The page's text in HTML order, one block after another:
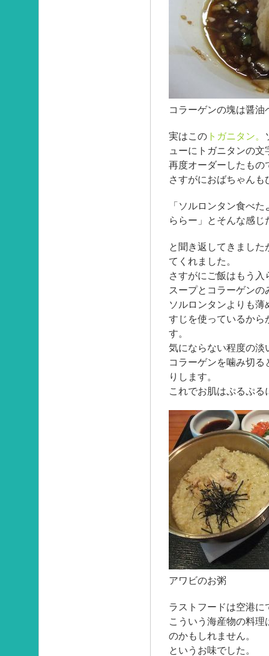
コラーゲンの塊は醤
実はこの トガニタン。
ューにトガニタンの
再度オーダーしたもの
さすがにおばちゃんも
「ソルロンタン食べ
ららー」とそんな感じ
と聞き返してきまし
てくれました。
さすがにご飯はもう入
スープとコラーゲン
ソルロンタンよりも薄
すじを使っているから
す。
気にならない程度の淡
コラーゲンを噛み切
りします。
これでお肌はぷるぷる
アワビのお粥
ラストフードは空港に
こういう海産物の料
のかもしれません。
というお味でした。